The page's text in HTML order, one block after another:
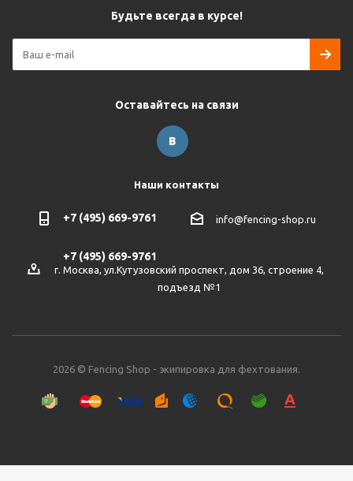
Будьте всегда в курсе!
Оставайтесь на связи
Наши контакты
+7 (495) 669-9761
+7 (495) 669-9761
info@fencing-shop.ru
г. Москва, ул.Кутузовский проспект, дом 36, строение 4,
подъезд №1
2026 © Fencing Shop - экипировка для фехтования.